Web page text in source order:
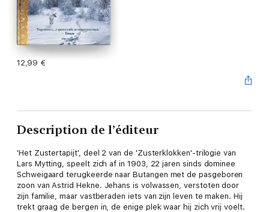
12,99 €
Description de l’éditeur
'Het Zustertapijt', deel 2 van de 'Zusterklokken'-trilogie van
Lars Mytting, speelt zich af in 1903, 22 jaren sinds dominee
Schweigaard terugkeerde naar Butangen met de pasgeboren
zoon van Astrid Hekne. Jehans is volwassen, verstoten door
zijn familie, maar vastberaden iets van zijn leven te maken. Hij
trekt graag de bergen in, de enige plek waar hij zich vrij voelt.